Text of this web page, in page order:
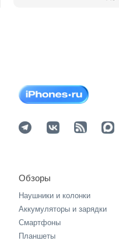
Обзоры
Наушники и колонки
Аккумуляторы и зарядки
Смартфоны
Планшеты